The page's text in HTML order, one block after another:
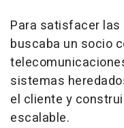
Para satisfacer las
buscaba un socio
sistemas
el cliente y
escalable.